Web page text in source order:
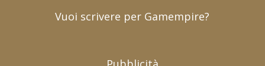
Vuoi scrivere per Gamempire?